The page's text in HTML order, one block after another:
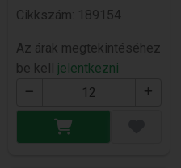
Cikkszám: 189154
Az árak megtekintéséhez
be kell jelentkezni